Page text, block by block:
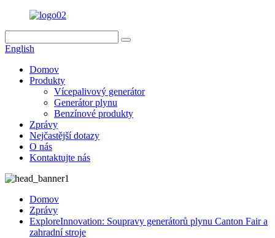
English
Domov
Produkty
Vícepalivový generátor
Generátor plynu
Benzínové produkty
Zprávy
Nejčastější dotazy
O nás
Kontaktujte nás
Domov
Zprávy
ExploreInnovation: Soupravy generátorů plynu Canton Fair a
zahradní stroje